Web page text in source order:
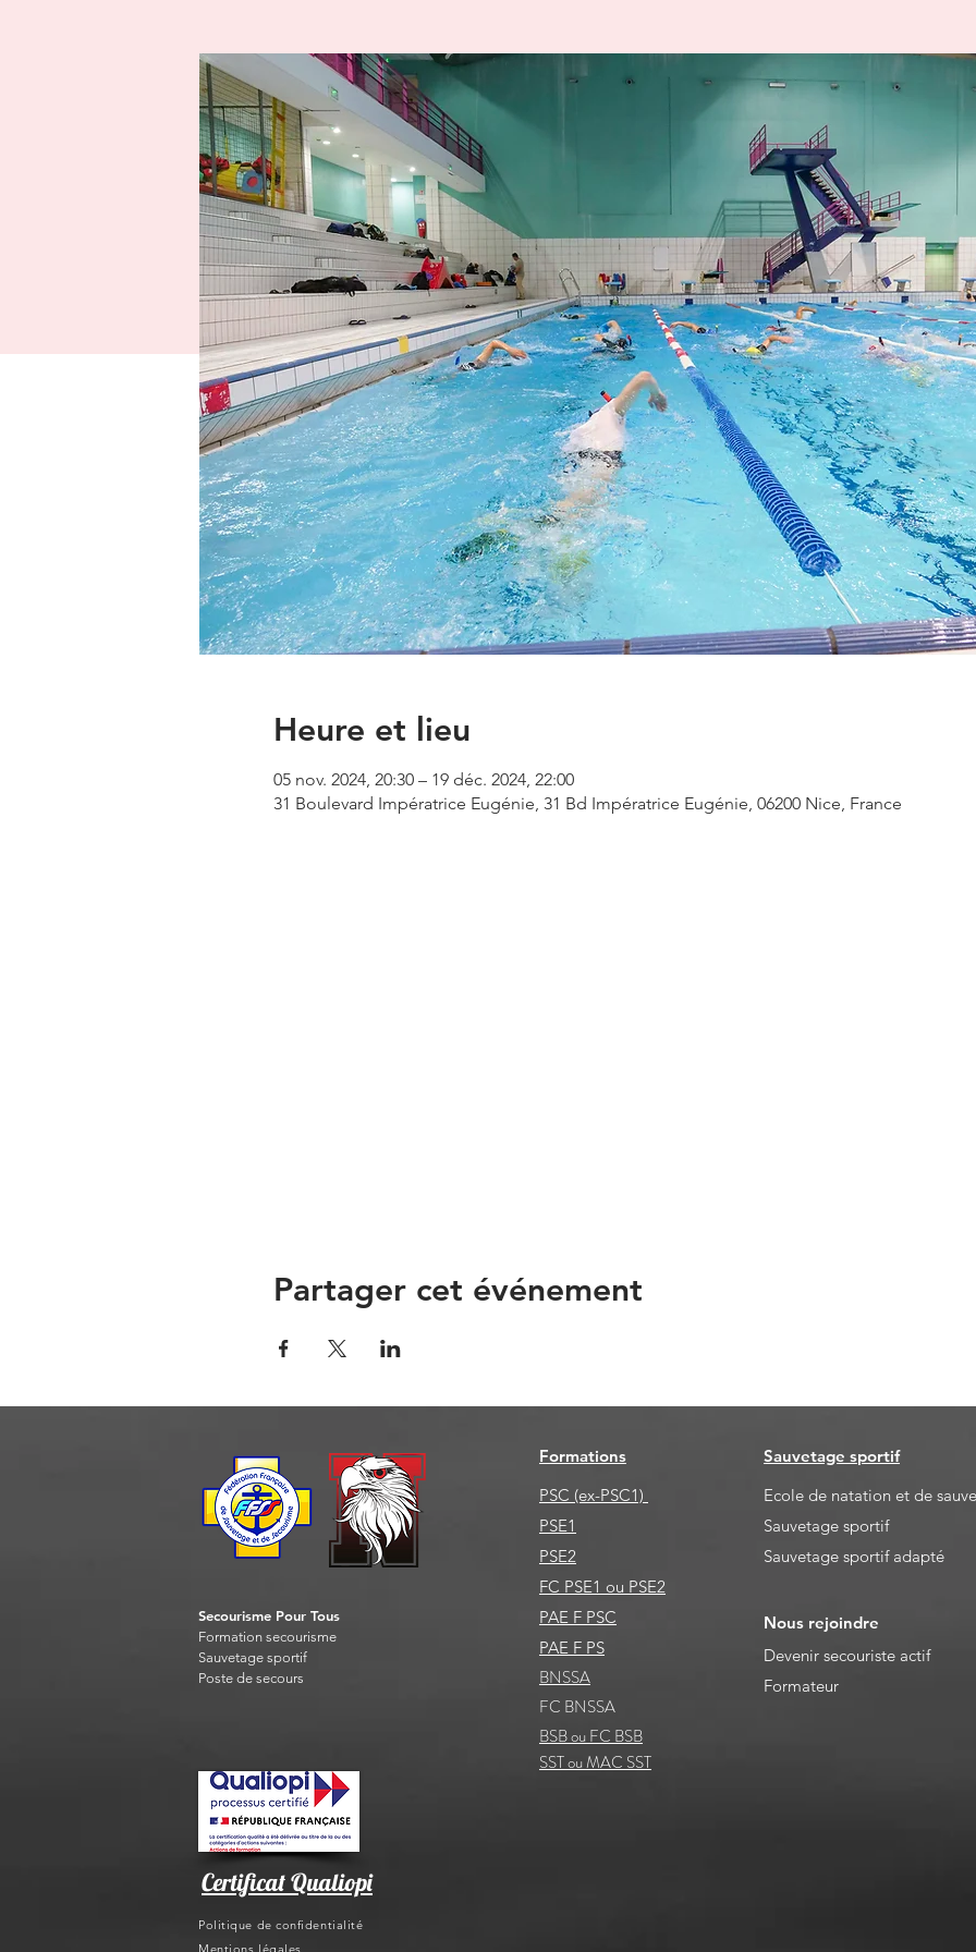
Heure et lieu
05 nov. 2024, 20:30 – 19 déc. 2024, 22:00
31 Boulevard Impératrice Eugénie, 31 Bd Impératrice Eugénie, 06200 Nice, France
Partager cet événement
Secourisme Pour Tous
Formation secourisme
Sauvetage sportif
Poste de secours
Formations
PSC (ex-PSC1)
PSE1
PSE2
FC PSE1 ou PSE2
PAE F PSC
PAE F PS
BNSSA
FC BNSSA
BSB ou FC BSB
SST ou MAC SST
Sauvetage sportif
Ecole de natation et de
Sauvetage sportif
Sauvetage sportif adapté
Nous rejoindre
Devenir secouriste actif
Formateur
Certificat Qualiopi
Politique de confidentialité
Mentions légales